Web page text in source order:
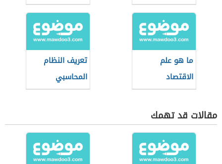
ما هو علم
الاقتصاد
تعريف النظام
المحاسبي
مقالات قد تهمك